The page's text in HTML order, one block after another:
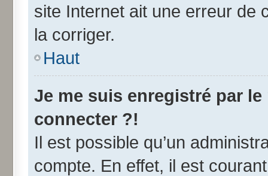
site Internet ait une erreur de
la corriger.
Haut
Je me suis enregistré par
connecter ?!
Il est possible qu’un
compte. En effet, il est